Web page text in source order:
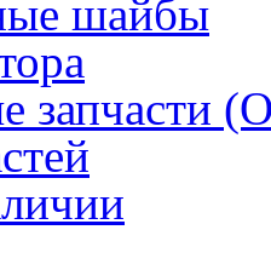
шайбы
запчасти